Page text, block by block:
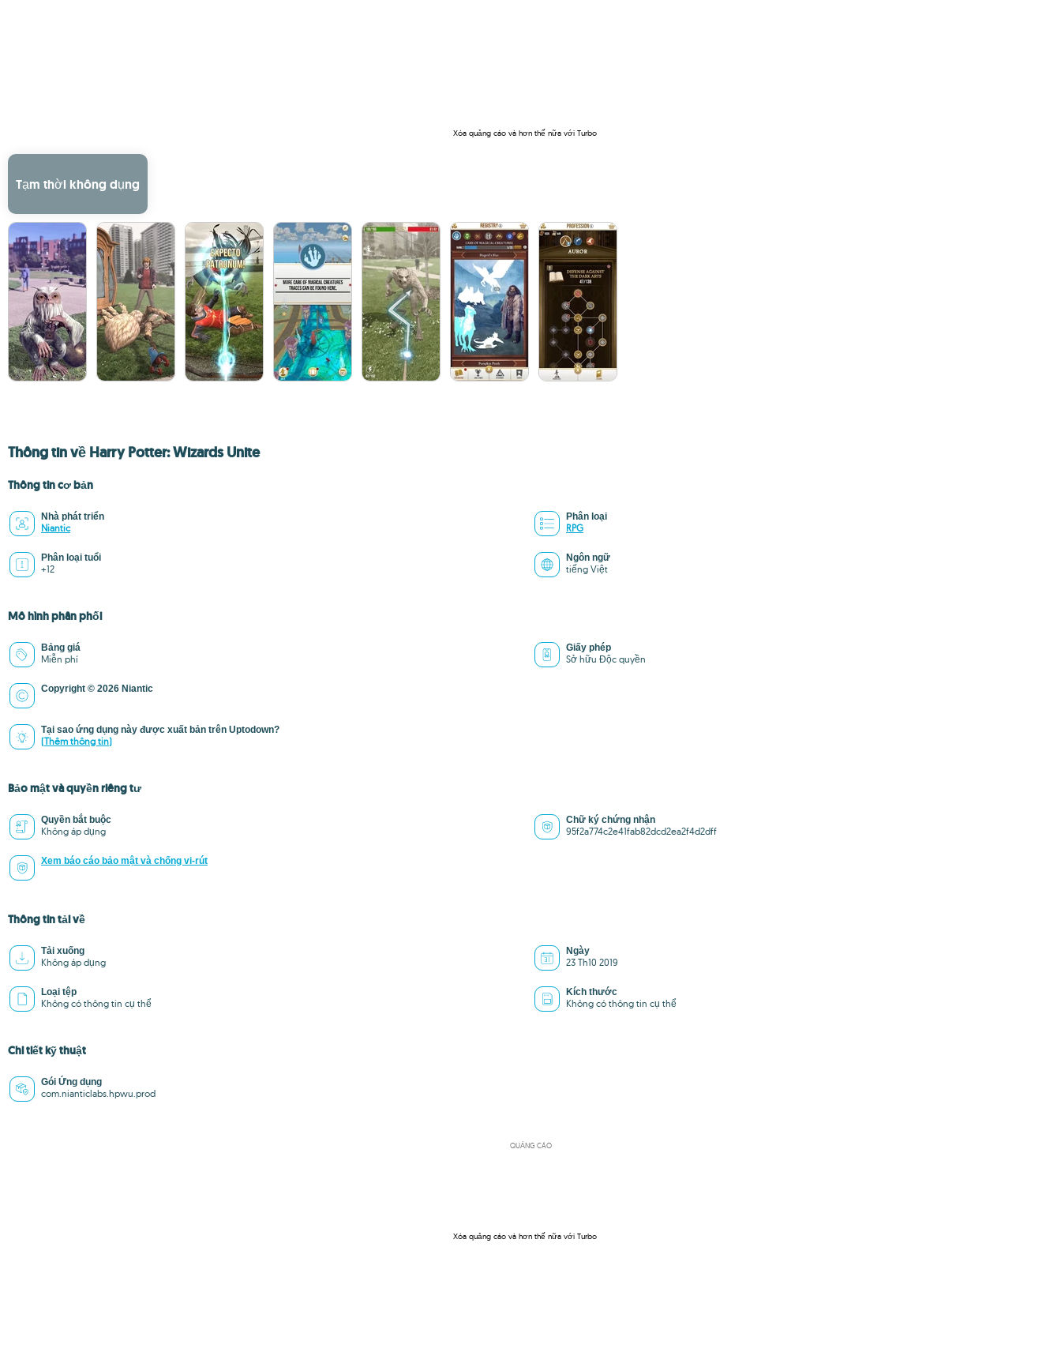
Xóa quảng cáo và hơn thế nữa với Turbo
Tạm thời không dụng
Thông tin về Harry Potter: Wizards Unite
Thông tin cơ bản
Nhà phát triển
Niantic
Phân loại
RPG
Phân loại tuổi
+12
Ngôn ngữ
tiếng Việt
Mô hình phân phối
Bảng giá
Miễn phí
Giấy phép
Sở hữu Độc quyền
Copyright © 2026 Niantic
Tại sao ứng dụng này được xuất bản trên Uptodown?
(Thêm thông tin)
Bảo mật và quyền riêng tư
Quyền bắt buộc
Không áp dụng
Chữ ký chứng nhận
95f2a774c2e41fab82dcd2ea2f4d2dff
Xem báo cáo bảo mật và chống vi-rút
Thông tin tải về
Tải xuống
Không áp dụng
Ngày
23 Th10 2019
Loại tệp
Không có thông tin cụ thể
Kích thước
Không có thông tin cụ thể
Chi tiết kỹ thuật
Gói Ứng dụng
com.nianticlabs.hpwu.prod
QUẢNG CÁO
Xóa quảng cáo và hơn thế nữa với Turbo